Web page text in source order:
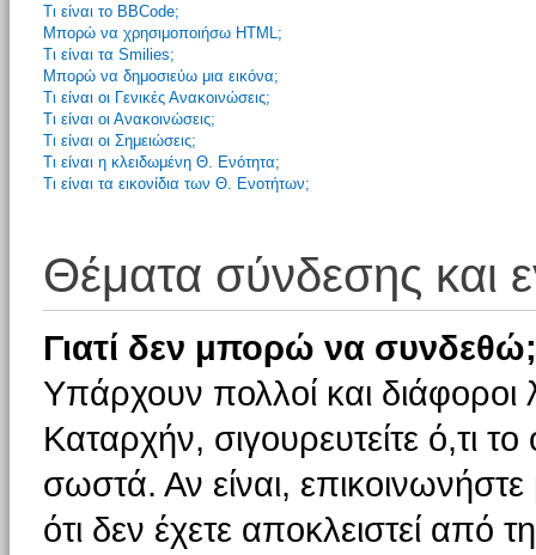
Τι είναι το BBCode;
Μπορώ να χρησιμοποιήσω HTML;
Τι είναι τα Smilies;
Μπορώ να δημοσιεύω μια εικόνα;
Τι είναι οι Γενικές Ανακοινώσεις;
Τι είναι οι Ανακοινώσεις;
Τι είναι οι Σημειώσεις;
Τι είναι η κλειδωμένη Θ. Ενότητα;
Τι είναι τα εικονίδια των Θ. Ενοτήτων;
Θέματα σύνδεσης και
Γιατί δεν μπορώ να συνδεθώ;
Υπάρχουν πολλοί και
Καταρχήν, σιγουρευτείτε ό,τι
σωστά. Αν είναι, επικοινωνήστε
ότι δεν έχετε αποκλειστεί από